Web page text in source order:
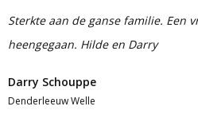
Sterkte aan de ganse familie. Een
heengegaan. Hilde en Darry
Darry Schouppe
Denderleeuw Welle